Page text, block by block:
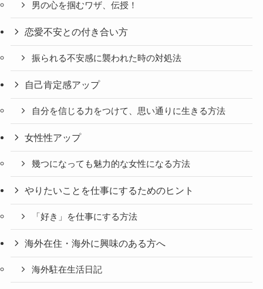
男の心を掴むワザ、伝授！
恋愛不安との付き合い方
振られる不安感に襲われた時の対処法
自己肯定感アップ
自分を信じる力をつけて、思い通りに生きる方法
女性性アップ
幾つになっても魅力的な女性になる方法
やりたいことを仕事にするためのヒント
「好き」を仕事にする方法
海外在住・海外に興味のある方へ
海外駐在生活日記